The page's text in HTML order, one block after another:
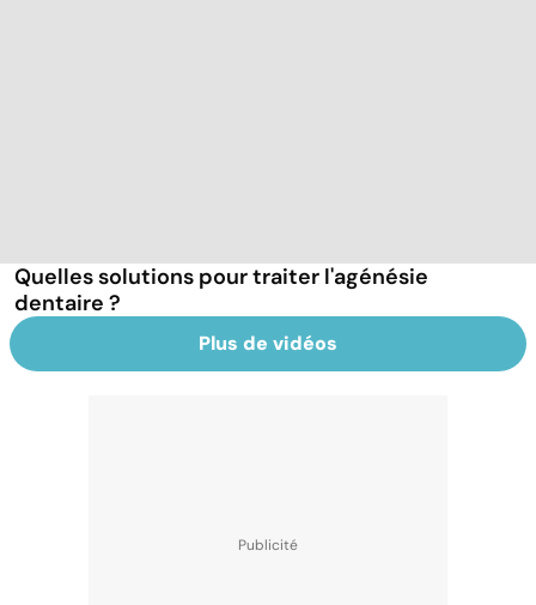
Quelles solutions pour traiter l'agénésie
dentaire ?
Plus de vidéos